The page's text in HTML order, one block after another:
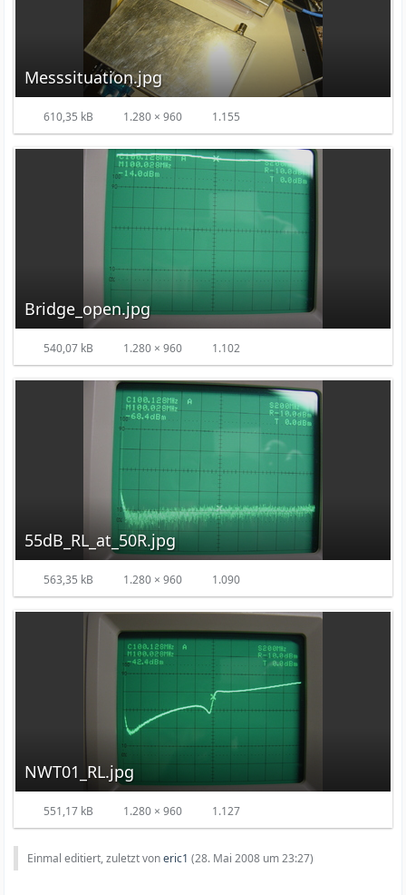
Messsituation.jpg
610,35 kB 1.280 × 960 1.155
Bridge_open.jpg
540,07 kB 1.280 × 960 1.102
55dB_RL_at_50R.jpg
563,35 kB 1.280 × 960 1.090
NWT01_RL.jpg
551,17 kB 1.280 × 960 1.127
Einmal editiert, zuletzt voneric1 (28. Mai 2008 um 23:27)